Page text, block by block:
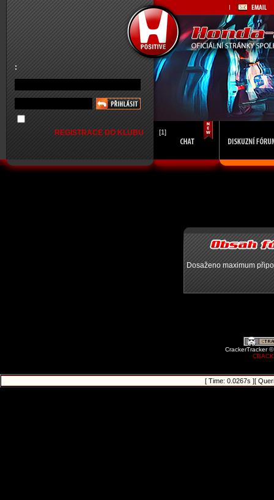
:
REGISTRACE DO KLUBU [1]
Dosaženo maximum
CrackerTracker
[ Time: 0.0267s ][